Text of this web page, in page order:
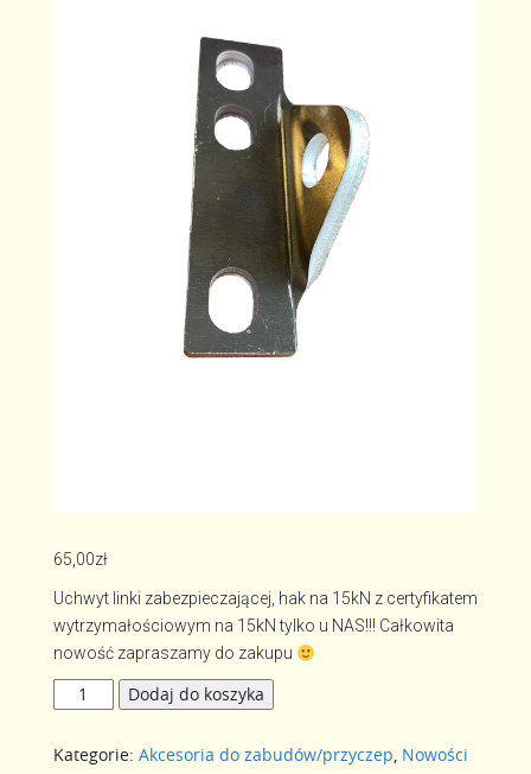
65,00zł
Uchwyt linki zabezpieczającej, hak na 15kN z certyfikatem
wytrzymałościowym na 15kN tylko u NAS!!! Całkowita
nowość zapraszamy do zakupu
ilość
UCHWYT
ZABEPIECZAJĄCEJ,
Dodaj do koszyka
Kategorie: Akcesoria do zabudów/przyczep, Nowości